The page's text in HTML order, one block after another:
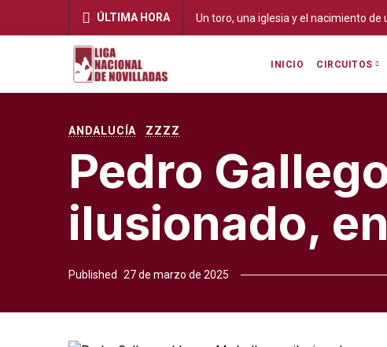
ÚLTIMA HORA Un toro, una iglesia y el nacimiento
INICIO CIRCUITOS
ANDALUCÍA ZZZZ
Pedro
ilusionado,
Published 27 de marzo de 2025